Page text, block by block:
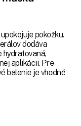
pokožku.
dodáva
hydratovaná,
aplikácii. Pre
balenie je vhodné